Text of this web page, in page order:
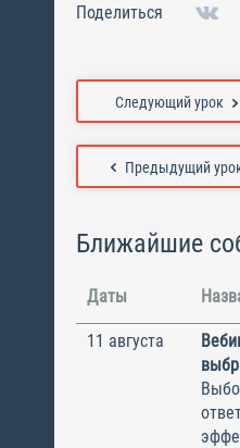
Поделиться
Предыдущий
Следующий урок
Ближайшие
Даты
11 августа